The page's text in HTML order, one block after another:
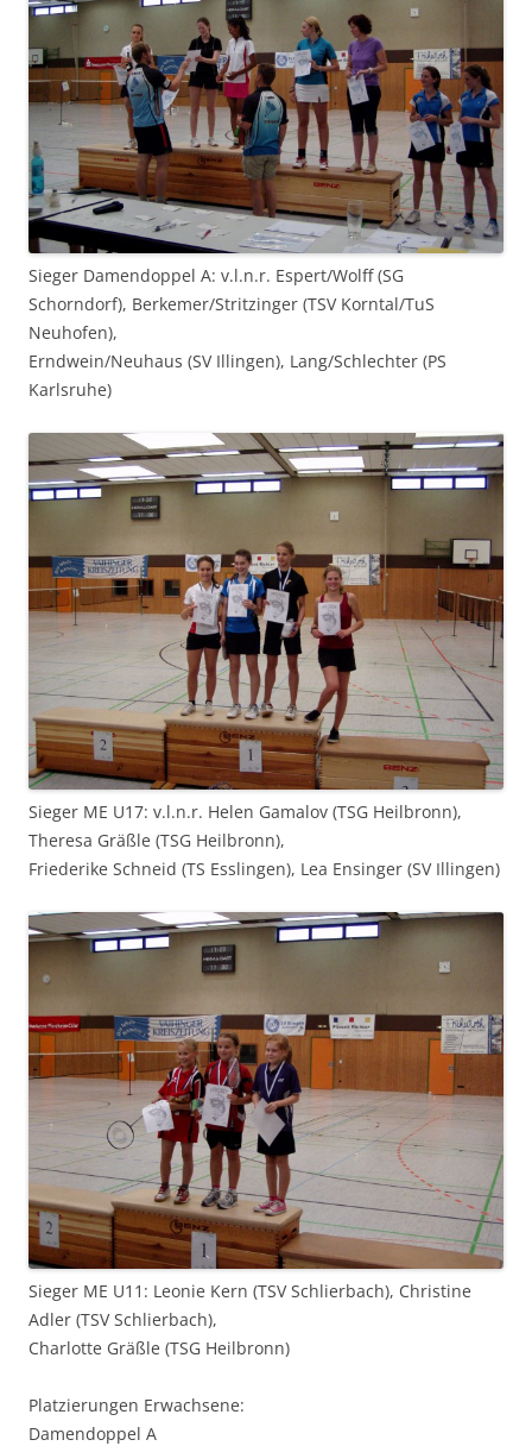
Sieger Damendoppel A: v.l.n.r. Espert/Wolff (SG
Schorndorf), Berkemer/Stritzinger (TSV Korntal/TuS
Neuhofen),
Erndwein/Neuhaus (SV Illingen), Lang/Schlechter (PS
Karlsruhe)
Sieger ME U17: v.l.n.r. Helen Gamalov (TSG Heilbronn),
Theresa Gräßle (TSG Heilbronn),
Friederike Schneid (TS Esslingen), Lea Ensinger (SV Illingen)
Sieger ME U11: Leonie Kern (TSV Schlierbach), Christine
Adler (TSV Schlierbach),
Charlotte Gräßle (TSG Heilbronn)
Platzierungen Erwachsene:
Damendoppel A